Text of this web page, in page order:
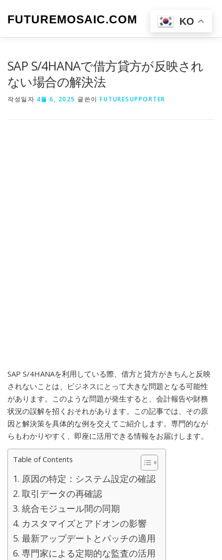
FUTUREMOSAIC.COM 메뉴
SAP S/4HANAで借方貸方が反映され
ない場合の解決法
작성일자 4월 6, 2025 글쓴이 FUTURESUPPORTER
SAP S/4HANAを利用している際、借方と貸方がきちんと反映
されないことは、ビジネスにとって大きな問題となる可能性
があります。このような問題が発生すると、会計報告や財務
状況の誤解を招くおそれがあります。この記事では、その原
因と解決策を具体的な例を交えてご紹介します。専門的なが
らもわかりやすく、即座に活用できる情報をお届けします。
Table of Contents
原因の特定：システム設定の確認
取引データの再確認
統合モジュール間の同期
カスタマイズとアドオンの影響
最新アップデートとパッチの適用
専門家による定期的な監査の活用
KO